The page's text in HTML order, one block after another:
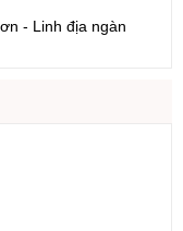
- Linh địa ngàn